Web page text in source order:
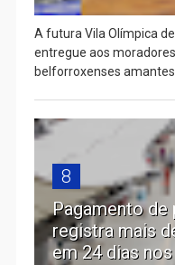
A futura Vila Olímpica
entregue aos
belforroxenses amantes
8
Pagamento de
registra mais
em 24 dias